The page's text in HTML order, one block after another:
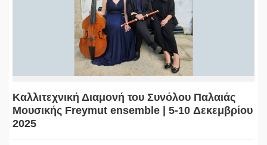
Καλλιτεχνική Διαμονή του Συνόλου Παλαιάς
Μουσικής Freymut ensemble | 5-10 Δεκεμβρίου
2025